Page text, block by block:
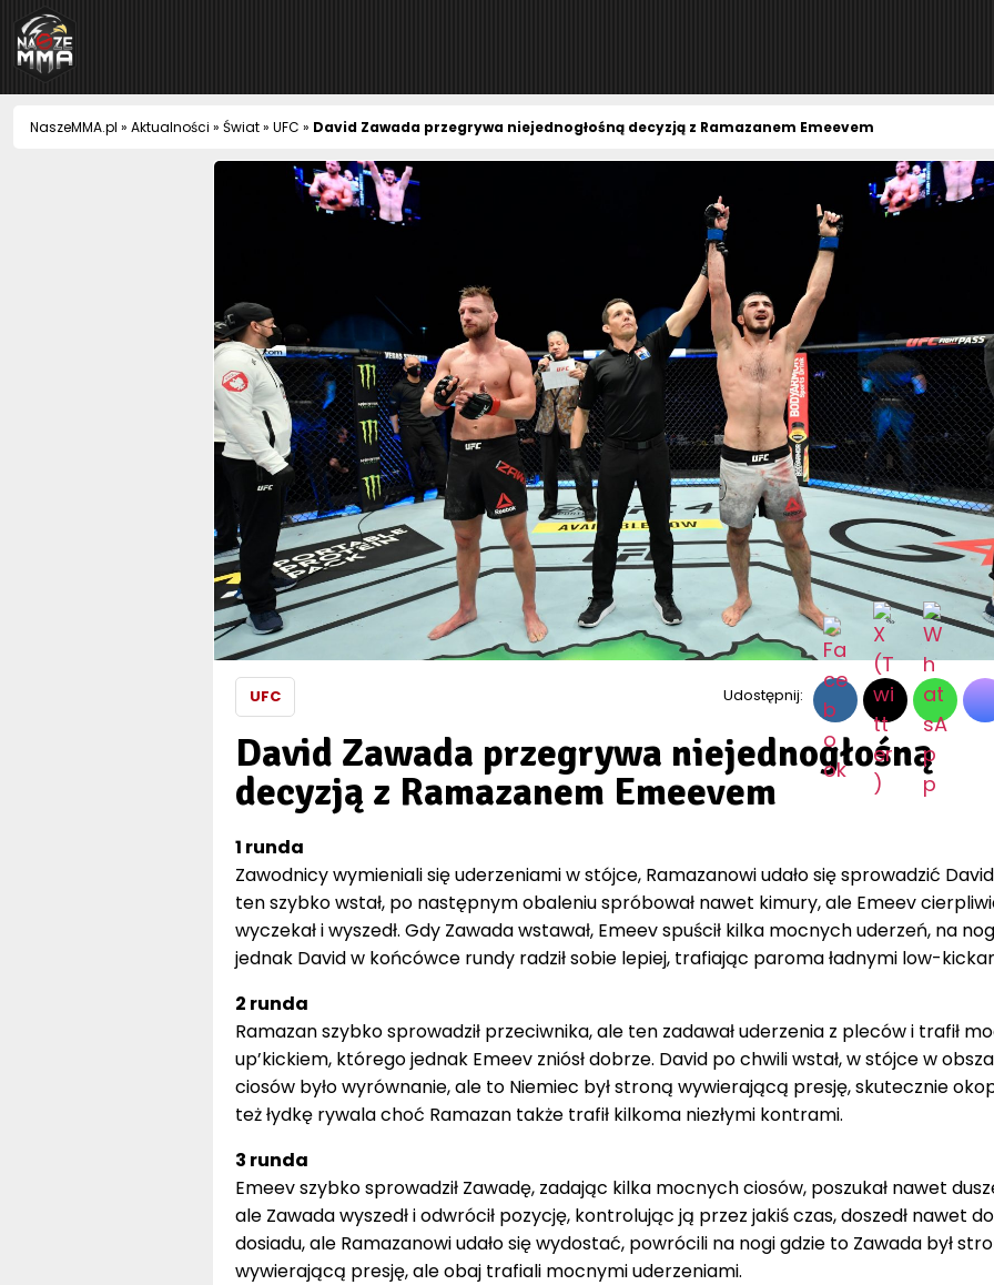
NaszeMMA
NaszeMMA.pl » Aktualności » Świat» UFC » David Zawada przegrywa niejednogłośną decyzją z Ramazanem Emeevem
UFC Udostępnij:
David Zawada przegrywa niejednogłośną
decyzją z Ramazanem Emeevem
1 runda
Zawodnicy wymieniali się uderzeniami w stójce, Ramazanowi udało się sprowadzić
ten szybko wstał, po następnym obaleniu spróbował nawet kimury, ale Emeev
wyczekał i wyszedł. Gdy Zawada wstawał, Emeev spuścił kilka mocnych uderzeń, na
jednak David w końcówce rundy radził sobie lepiej, trafiając paroma ładnymi low-
2 runda
Ramazan szybko sprowadził przeciwnika, ale ten zadawał uderzenia z pleców i trafił
up’kickiem, którego jednak Emeev zniósł dobrze. David po chwili wstał, w stójce w
ciosów było wyrównanie, ale to Niemiec był stroną wywierającą presję, skutecznie
też łydkę rywala choć Ramazan także trafił kilkoma niezłymi kontrami.
3 runda
Emeev szybko sprowadził Zawadę, zadając kilka mocnych ciosów, poszukał nawet
ale Zawada wyszedł i odwrócił pozycję, kontrolując ją przez jakiś czas, doszedł nawet do
dosiadu, ale Ramazanowi udało się wydostać, powrócili na nogi gdzie to Zawada był
wywierającą presję, ale obaj trafiali mocnymi uderzeniami.